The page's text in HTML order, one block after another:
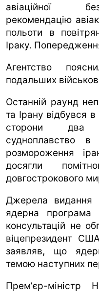
авіаційної
рекомендацію
польоти в
Іраку.
Агентство
подальших
Останній раунд
та Ірану відбувся
сторони два
судноплавство в
розмороження
досягли
довгострокового
Джерела видання
ядерна програма
консультацій не
віцепрезидент
заявляв, що
темою наступних
Премʼєр-міністр